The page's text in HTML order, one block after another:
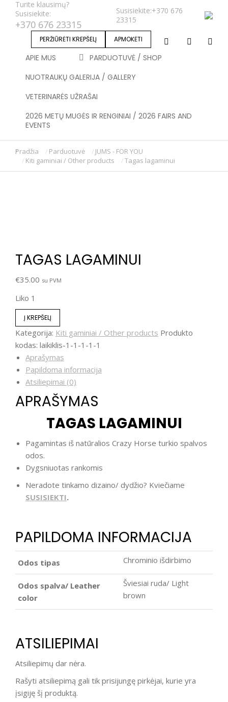
Turite klausimų?
Susisiekite:
+370 676 23315
Susisiekite:+370 676
23315
PERŽIŪRĖTI KREPŠELĮ APMOKĖTI
APIE MUS
PARDUOTUVĖ / SHOP
NUOTRAUKŲ GALERIJA / GALLERY
VETERINARĖS UŽRAŠAI
2026 METŲ MUGĖS IR RENGINIAI / 2026 FAIRS AND
EVENTS
You are here:
Pradžia Parduotuvė
JUMS - FOR YOU
Kiti gaminiai / Other products
Tagas lagaminui
TAGAS LAGAMINUI
€35.00 su PVM
Liko 1
Į KREPŠELĮ
Kategorija: Kiti gaminiai / Other products Produkto
kodas: laikiklis-1-1-1-1-1
Aprašymas
Papildoma informacija
Atsiliepimai (0)
APRAŠYMAS
TAGAS LAGAMINUI
Pagamintas iš natūralios Crazy Horse turkio spalvos
odos.
Dygsniuotas rankomis
Neradote tinkamo dizaino/ dydžio? Kviečiame
SUSISIEKTI.
PAPILDOMA INFORMACIJA
Odos tipas Chrominio išdirbimo
Odos spalva/ Leather
color
Šviesiai ruda/ Light
brown
ATSILIEPIMAI
Atsiliepimų dar nėra.
Rašyti atsiliepimą gali tik prisijungę pirkėjai, kurie yra
įsigiję šį produktą.